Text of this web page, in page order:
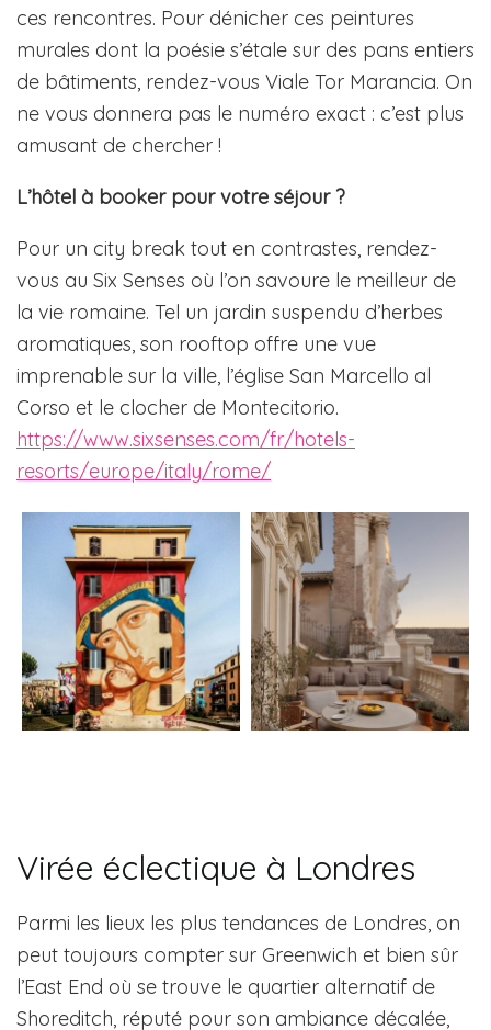
ces rencontres. Pour dénicher ces peintures
murales dont la poésie s’étale sur des pans entiers
de bâtiments, rendez-vous Viale Tor Marancia. On
ne vous donnera pas le numéro exact : c’est plus
amusant de chercher !
L’hôtel à booker pour votre séjour ?
Pour un city break tout en contrastes, rendez-
vous au Six Senses où l’on savoure le meilleur de
la vie romaine. Tel un jardin suspendu d’herbes
aromatiques, son rooftop offre une vue
imprenable sur la ville, l’église San Marcello al
Corso et le clocher de Montecitorio.
https://www.sixsenses.com/fr/hotels-
resorts/europe/italy/rome/
Virée éclectique à Londres
Parmi les lieux les plus tendances de Londres, on
peut toujours compter sur Greenwich et bien sûr
l’East End où se trouve le quartier alternatif de
Shoreditch, réputé pour son ambiance décalée,